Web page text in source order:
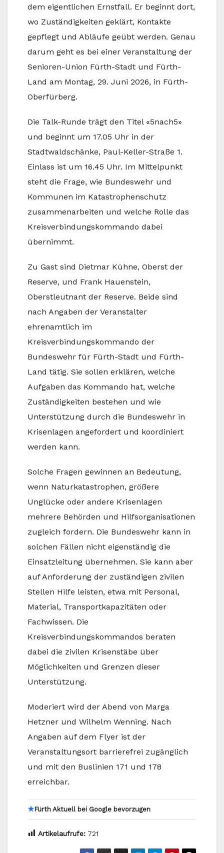
dem eigentlichen Ernstfall. Er beginnt dort,
wo Zuständigkeiten geklärt, Kontakte
gepflegt und Abläufe geübt werden. Genau
darum geht es bei einer Veranstaltung der
Senioren-Union Fürth-Stadt und Fürth-
Land am Montag, 29. Juni 2026, in Fürth-
Oberfürberg.
Die Talk-Runde trägt den Titel «5nach5»
und beginnt um 17.05 Uhr in der
Stadtwaldschänke, Paul-Keller-Straße 1.
Einlass ist um 16.45 Uhr. Im Mittelpunkt
steht die Frage, wie Bundeswehr und
Kommunen im Katastrophenschutz
zusammenarbeiten und welche Rolle das
Kreisverbindungskommando dabei
übernimmt.
Zu Gast sind Dietmar Kühne, Oberst der
Reserve, und Frank Hauenstein,
Oberstleutnant der Reserve. Beide sind
nach Angaben der Veranstalter
ehrenamtlich im
Kreisverbindungskommando der
Bundeswehr für Fürth-Stadt und Fürth-
Land tätig. Sie sollen erklären, welche
Aufgaben das Kommando hat, welche
Zuständigkeiten bestehen und wie
Unterstützung durch die Bundeswehr in
Krisenlagen angefordert und koordiniert
werden kann.
Solche Fragen gewinnen an Bedeutung,
wenn Naturkatastrophen, größere
Unglücke oder andere Krisenlagen
mehrere Behörden und Hilfsorganisationen
zugleich fordern. Die Bundeswehr kann in
solchen Fällen nicht eigenständig die
Einsatzleitung übernehmen. Sie kann aber
auf Anforderung der zuständigen zivilen
Stellen Hilfe leisten, etwa mit Personal,
Material, Transportkapazitäten oder
Fachwissen. Die
Kreisverbindungskommandos beraten
dabei die zivilen Krisenstäbe über
Möglichkeiten und Grenzen dieser
Unterstützung.
Moderiert wird der Abend von Marga
Hetzner und Wilhelm Wenning. Nach
Angaben auf dem Flyer ist der
Veranstaltungsort barrierefrei zugänglich
und mit den Buslinien 171 und 178
erreichbar.
★Fürth Aktuell bei Google bevorzugen
Artikelaufrufe: 721